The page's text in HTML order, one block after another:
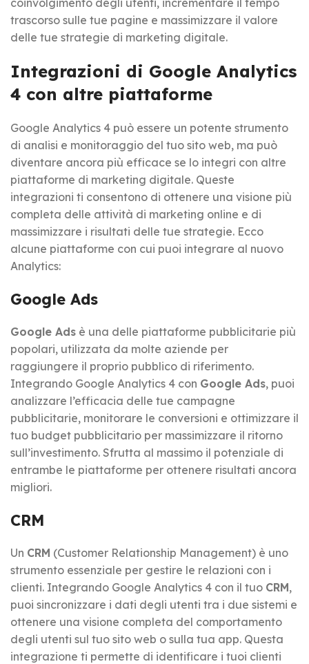
trascorso sulle tue pagine e massimizzare il valore
delle tue strategie di marketing digitale.
Integrazioni di Google Analytics
4 con altre piattaforme
Google Analytics 4 può essere un potente strumento
di analisi e monitoraggio del tuo sito web, ma può
diventare ancora più efficace se lo integri con altre
piattaforme di marketing digitale. Queste
integrazioni ti consentono di ottenere una visione più
completa delle attività di marketing online e di
massimizzare i risultati delle tue strategie. Ecco
alcune piattaforme con cui puoi integrare al nuovo
Analytics:
Google Ads
Google Ads è una delle piattaforme pubblicitarie più
popolari, utilizzata da molte aziende per
raggiungere il proprio pubblico di riferimento.
Integrando Google Analytics 4 con Google Ads, puoi
analizzare l’efficacia delle tue campagne
pubblicitarie, monitorare le conversioni e ottimizzare il
tuo budget pubblicitario per massimizzare il ritorno
sull’investimento. Sfrutta al massimo il potenziale di
entrambe le piattaforme per ottenere risultati ancora
migliori.
CRM
Un CRM (Customer Relationship Management) è uno
strumento essenziale per gestire le relazioni con i
clienti. Integrando Google Analytics 4 con il tuo CRM,
puoi sincronizzare i dati degli utenti tra i due sistemi e
ottenere una visione completa del comportamento
degli utenti sul tuo sito web o sulla tua app. Questa
integrazione ti permette di identificare i tuoi clienti